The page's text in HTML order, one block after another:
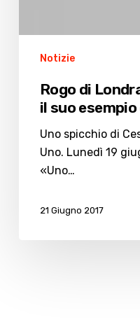
Notizie
Rogo di
il suo
Uno spicchio di
Uno. Lunedì 19
«Uno…
21 Giugno 2017